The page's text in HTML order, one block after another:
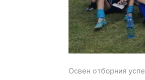
Освен отборния